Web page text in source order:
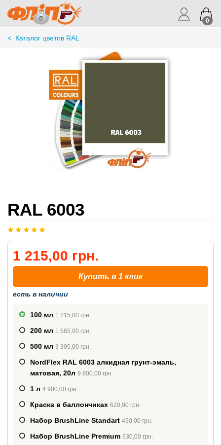
0
< Каталог цветов RAL
RAL 6003
1 215,00 грн.
Купить в 1 клик
есть в наличии
100 мл 1 215,00 грн.
200 мл 1 585,00 грн.
500 мл 3 395,00 грн.
NordFlex RAL 6003 алкидная грунт-эмаль,
матовая, 20л 9 800,00 грн.
1 л 4 900,00 грн.
Краска в баллончиках 620,00 грн.
Набор BrushLine Standart 490,00 грн.
Набор BrushLine Premium 630,00 грн.